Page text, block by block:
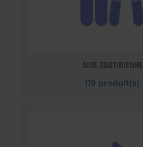
AIDE QUOTIDIENNE
119 produit(s)